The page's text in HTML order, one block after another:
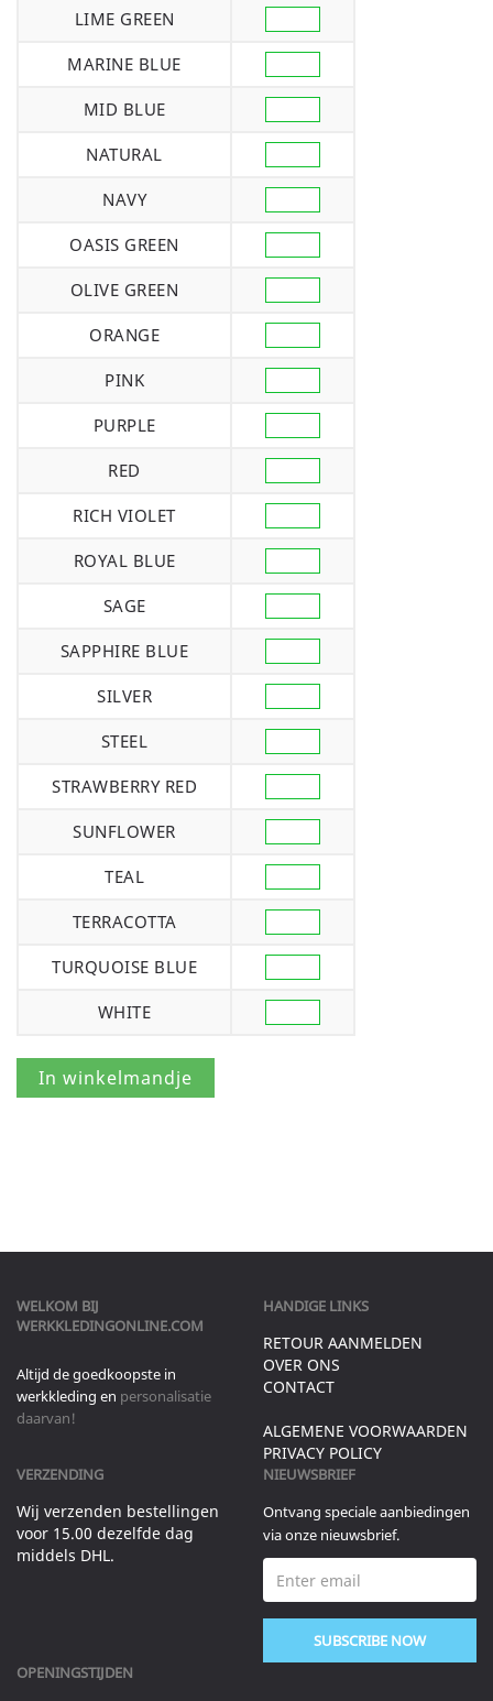
LIME GREEN
MARINE BLUE
MID BLUE
NATURAL
NAVY
OASIS GREEN
OLIVE GREEN
ORANGE
PINK
PURPLE
RED
RICH VIOLET
ROYAL BLUE
SAGE
SAPPHIRE BLUE
SILVER
STEEL
STRAWBERRY RED
SUNFLOWER
TEAL
TERRACOTTA
TURQUOISE BLUE
WHITE
WELKOM BIJ
WERKKLEDINGONLINE.COM
Altijd de goedkoopste in
werkkleding en personalisatie
daarvan!
HANDIGE LINKS
RETOUR AANMELDEN
OVER ONS
CONTACT
ALGEMENE VOORWAARDEN
PRIVACY POLICY
VERZENDING
Wij verzenden bestellingen
voor 15.00 dezelfde dag
middels DHL.
NIEUWSBRIEF
Ontvang speciale aanbiedingen
via onze nieuwsbrief.
SUBSCRIBE NOW
OPENINGSTIJDEN